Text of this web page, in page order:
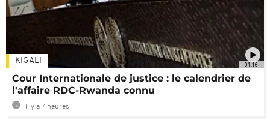
01:16
KIGALI
Cour Internationale de justice : le calendrier de
l'affaire RDC-Rwanda connu
Il y a 7 heures